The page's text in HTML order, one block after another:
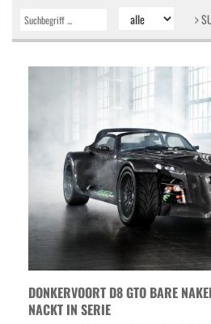
DONKERVOORT D8 GTO BARE
NACKT IN SERIE